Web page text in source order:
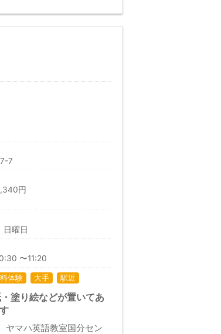
7
円
曜日
〜11:20
体験 大手 駅近
塗り絵などが置いてあ
ヤマハ英語教室国分セン